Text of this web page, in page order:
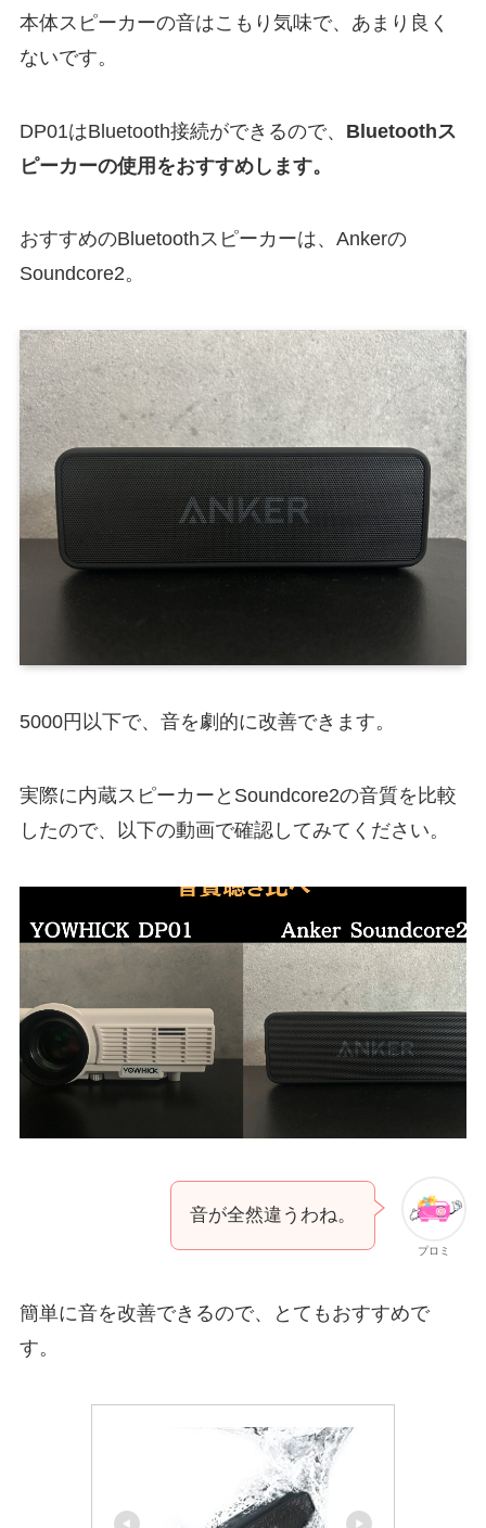
本体スピーカーの音はこもり気味で、あまり良く
ないです。
DP01はBluetooth接続ができるので、 Bluetoothス
ピーカーの使用をおすすめします。
おすすめのBluetoothスピーカーは、Ankerの
Soundcore2。
5000円以下で、音を劇的に改善できます。
実際に内蔵スピーカーとSoundcore2の音質を比較
したので、以下の動画で確認してみてください。
プロミ
音が全然違うわね。
簡単に音を改善できるので、とてもおすすめで
す。